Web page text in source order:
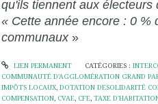
qu'ils tiennent aux électeurs
« Cette année encore : 0 %
communaux»
LIEN PERMANENT CATÉGORIES :
COMMUNAUTÉ D'AGGLOMÉRATION GRAND
IMPÔTS LOCAUX, DOTATION DESOLIDARITÉ
COMPENSATION, CVAE, CFE, TAXE